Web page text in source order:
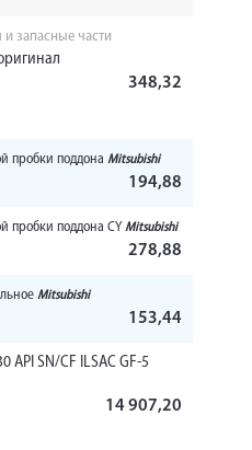
запасные части
348,32
пробки поддона Mitsubishi
194,88
пробки поддона CY Mitsubishi
278,88
Mitsubishi
153,44
SN/CF ILSAC GF-5
14 907,20